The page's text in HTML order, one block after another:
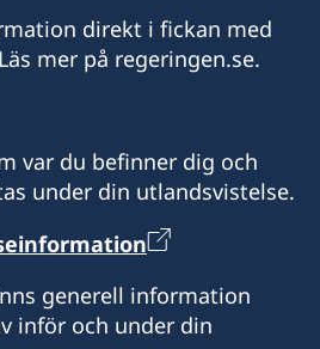
företag, ska även
och/eller
Kuba uppvisas.
ministeriet med
i Schengenområdet
direkt i fickan med
mer på regeringen.se.
var du befinner dig och
under din utlandsvistelse.
generell information
inför och under din